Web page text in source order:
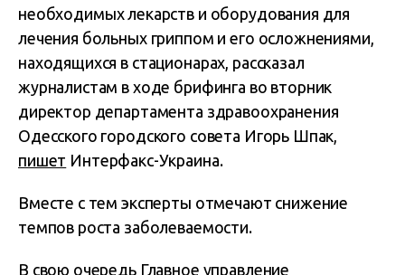
необходимых лекарств и оборудования для
лечения больных гриппом и его осложнениями,
находящихся в стационарах, рассказал
журналистам в ходе брифинга во вторник
директор департамента здравоохранения
Одесского городского совета Игорь Шпак,
пишет Интерфакс-Украина.
Вместе с тем эксперты отмечают снижение
темпов роста заболеваемости.
В свою очередь Главное управление